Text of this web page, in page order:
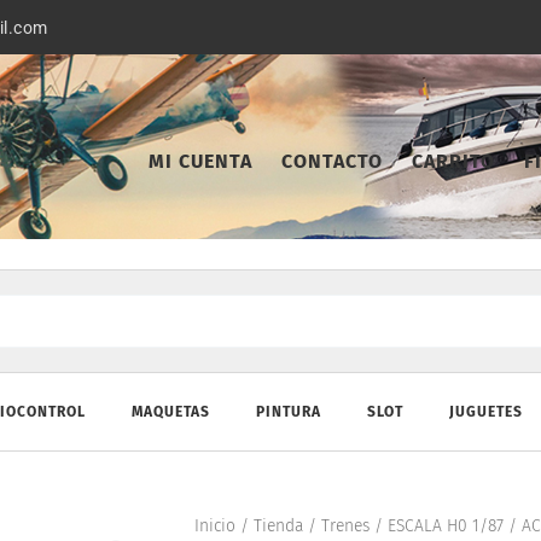
MI CUENTA CONTACTO CARRITO
MAQUETAS PINTURA SLOT JUGUETES
Inicio / Tienda/ Trenes/ ESCALA H0 1/87/